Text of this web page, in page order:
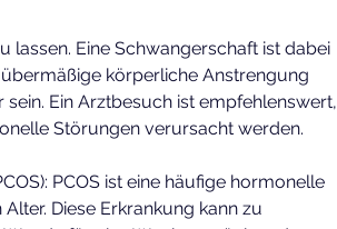
körperliche Anstrengung
Ein Arztbesuch ist empfehlenswert,
Störungen verursacht werden.
PCOS ist eine häufige hormonelle
Diese Erkrankung kann zu